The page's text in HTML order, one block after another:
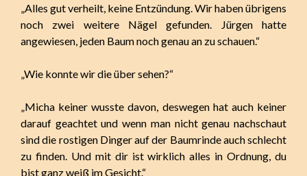
„Alles gut verheilt, keine Entzündung. Wir haben übrigens
noch zwei weitere Nägel gefunden. Jürgen hatte
angewiesen, jeden Baum noch genau an zu schauen.“
„Wie konnte wir die über sehen?“
„Micha keiner wusste davon, deswegen hat auch keiner
darauf geachtet und wenn man nicht genau nachschaut
sind die rostigen Dinger auf der Baumrinde auch schlecht
zu finden. Und mit dir ist wirklich alles in Ordnung, du
bist ganz weiß im Gesicht.“